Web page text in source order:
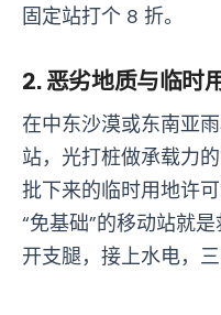
固定站打个 8 折。
2. 恶劣地质与临时
在中东沙漠或东南亚
站，光打桩做承载力
批下来的临时用地许
“免基础”的移动站就
开支腿，接上水电，